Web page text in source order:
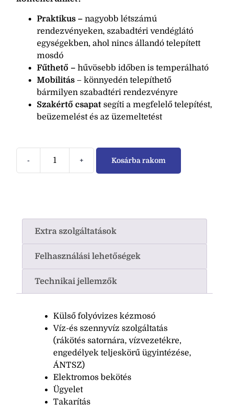
Praktikus – nagyobb létszámú
rendezvényeken, szabadtéri vendéglátó
egységekben, ahol nincs állandó telepített
mosdó
Fűthető – hűvösebb időben is temperálható
Mobilitás – könnyedén telepíthető
bármilyen szabadtéri rendezvényre
Szakértő csapat segíti a megfelelő telepítést,
beüzemelést és az üzemeltetést
- + Kosárba rakom
Extra szolgáltatások
Felhasználási lehetőségek
Technikai jellemzők
Külső folyóvizes kézmosó
Víz-és szennyvíz szolgáltatás
(rákötés satornára, vízvezetékre,
engedélyek teljeskörű ügyintézése,
ÁNTSZ)
Elektromos bekötés
Ügyelet
Takarítás